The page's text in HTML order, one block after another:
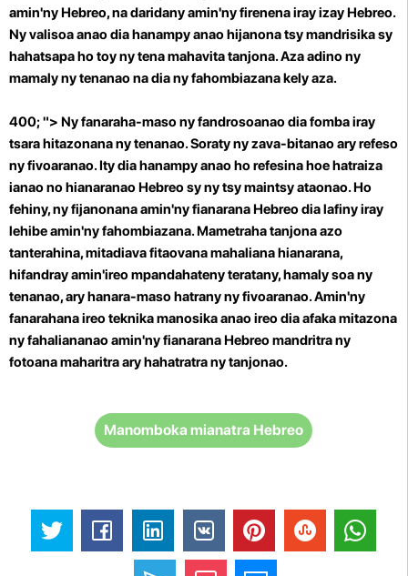
amin'ny Hebreo, na daridany amin'ny firenena iray izay Hebreo.
Ny valisoa anao dia hanampy anao hijanona tsy mandrisika sy
hahatsapa ho toy ny tena mahavita tanjona. Aza adino ny
mamaly ny tenanao na dia ny fahombiazana kely aza.
400; "> Ny fanaraha-maso ny fandrosoanao dia fomba iray
tsara hitazonana ny tenanao. Soraty ny zava-bitanao ary refeso
ny fivoaranao. Ity dia hanampy anao ho refesina hoe hatraiza
ianao no hianaranao Hebreo sy ny tsy maintsy ataonao.Ho
fehiny, ny fijanonana amin'ny fianarana Hebreo dia lafiny iray
lehibe amin'ny fahombiazana. Mametraha tanjona azo
tanterahina, mitadiava fitaovana mahaliana hianarana,
hifandray amin'ireo mpandahateny teratany, hamaly soa ny
tenanao, ary hanara-maso hatrany ny fivoaranao. Amin'ny
fanarahana ireo teknika manosika anao ireo dia afaka mitazona
ny fahaliananao amin'ny fianarana Hebreo mandritra ny
fotoana maharitra ary hahatratra ny tanjonao.
Manomboka mianatra Hebreo